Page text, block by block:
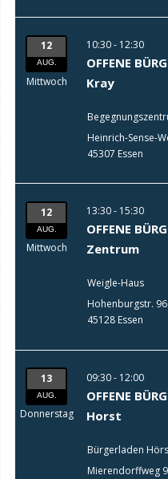
12
AUG.
Mittwoch
10:30 - 12:30
OFFENE
Kray
Heinrich-Sense-
45307 Essen
12
AUG.
Mittwoch
13:30 - 15:30
OFFENE
Zentrum
Weigle-Haus
Hohenburgstr. 96
45128 Essen
13
AUG.
Donnerstag
09:30 - 12:00
OFFENE
Horst
Bürgerladen
Mierendorffweg 9